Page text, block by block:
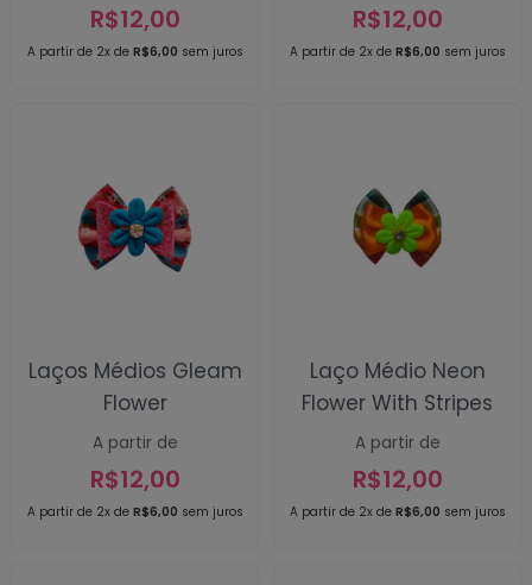
A partir de 2x de R$6,00 sem juros
R$12,00
A partir de 2x de R$6,00 sem juros
R$12,00
A partir de 2x de R$6,00 sem juros
Laços Médios Gleam
Flower
A partir de
R$12,00
A partir de 2x de R$6,00 sem juros
Laço Médio Neon
Flower With Stripes
A partir de
R$12,00